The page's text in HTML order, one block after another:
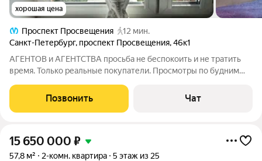
хорошая цена
Проспект Просвещения
12 мин.
Санкт-Петербург, проспект Просвещения,46к1
АГЕНТОВ и АГЕНТСТВА просьба не беспокоить и не тратить
время. Только реальные покупатели. Просмотры по будним
время. Продаю свою квартиру в 10-ти минутах пешком от
метро пр. Просвещения. Две
Позвонить Чат
15 650 000 ₽
57,8 м² 2-комн. квартира 5 этаж из 25